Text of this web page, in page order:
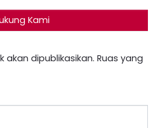
Kami
akan dipublikasikan. Ruas yang